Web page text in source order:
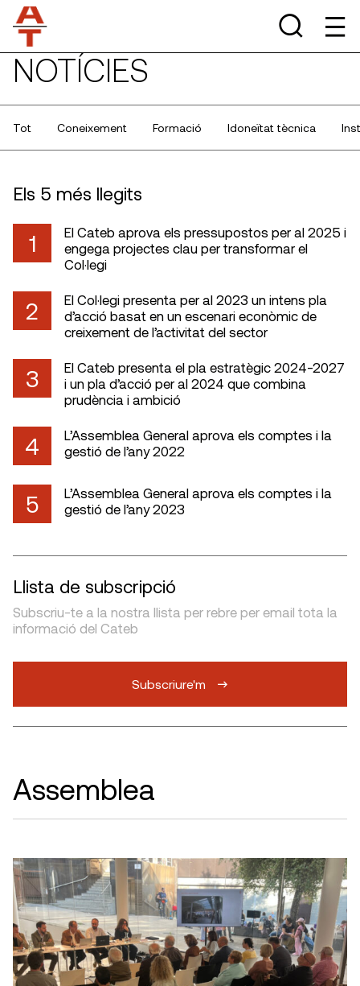
NOTÍCIES
Tot Coneixement Formació Idoneïtat tècnica
Els 5 més llegits
1
El Cateb aprova els pressupostos per al 2025 i
engega projectes clau per transformar el
Col·legi
2
El Col·legi presenta per al 2023 un intens pla
d’acció basat en un escenari econòmic de
creixement de l’activitat del sector
3
El Cateb presenta el pla estratègic 2024-2027
i un pla d’acció per al 2024 que combina
prudència i ambició
4
L’Assemblea General aprova els comptes i la
gestió de l’any 2022
5
L’Assemblea General aprova els comptes i la
gestió de l’any 2023
Llista de subscripció
Subscriu-te a la nostra llista per rebre per email tota la
informació del Cateb
Subscriure'm
Assemblea